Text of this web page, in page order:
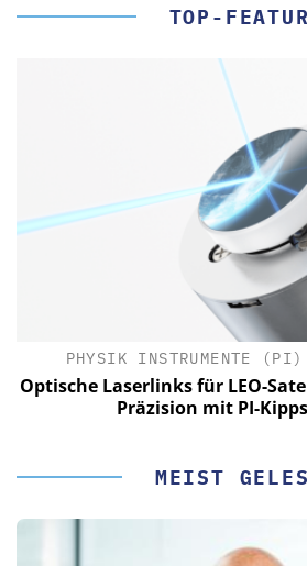
TOP-
PHYSIK INSTRUMENTE
Optische Laserlinks für LEO-
Präzision mit PI-
MEIST